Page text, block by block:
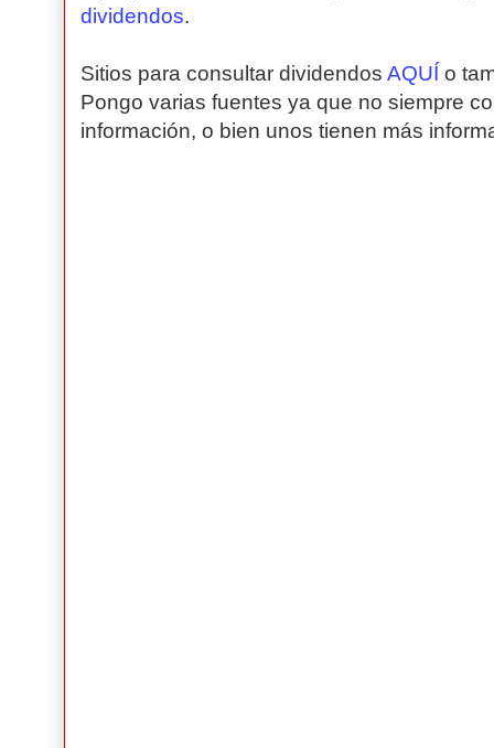
dividendos.
Sitios para consultar dividendosAQUÍ o
Pongo varias fuentes ya que no siempre
información, o bien unos tienen más